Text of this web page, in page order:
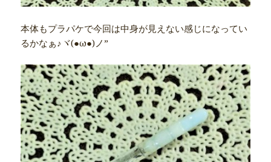
本体もプラパケで今回は中身が見えない感じになってい
るかなぁ♪ヾ(●ω●)ノ”